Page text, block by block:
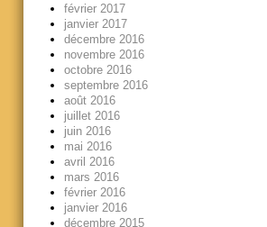
février 2017
janvier 2017
décembre 2016
novembre 2016
octobre 2016
septembre 2016
août 2016
juillet 2016
juin 2016
mai 2016
avril 2016
mars 2016
février 2016
janvier 2016
décembre 2015